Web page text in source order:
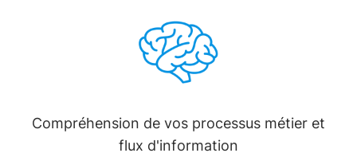
Compréhension de vos processus métier et
flux d'information